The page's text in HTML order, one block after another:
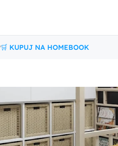
🛒 KUPUJ NA HOMEBOOK